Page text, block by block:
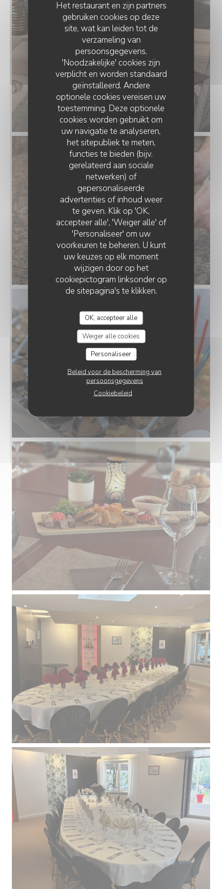
Het restaurant en zijn partners
gebruiken cookies op deze
site, wat kan leiden tot de
verzameling van
persoonsgegevens.
'Noodzakelijke' cookies zijn
verplicht en worden standaard
geïnstalleerd. Andere
optionele cookies vereisen uw
toestemming. Deze optionele
cookies worden gebruikt om
uw navigatie te analyseren,
het sitepubliek te meten,
functies te bieden (bijv.
gerelateerd aan sociale
netwerken) of
gepersonaliseerde
advertenties of inhoud weer
te geven. Klik op 'OK,
accepteer alle', 'Weiger alle' of
'Personaliseer' om uw
voorkeuren te beheren. U kunt
uw keuzes op elk moment
wijzigen door op het
cookiepictogram linksonder op
de sitepagina's te klikken.
OK, accepteer alle
Weiger alle cookies
Personaliseer
Beleid voor de bescherming van
persoonsgegevens
Cookiebeleid
LE FLANDRE